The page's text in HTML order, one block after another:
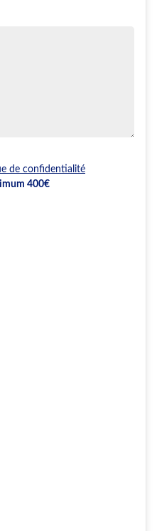
de confidentialité
400€